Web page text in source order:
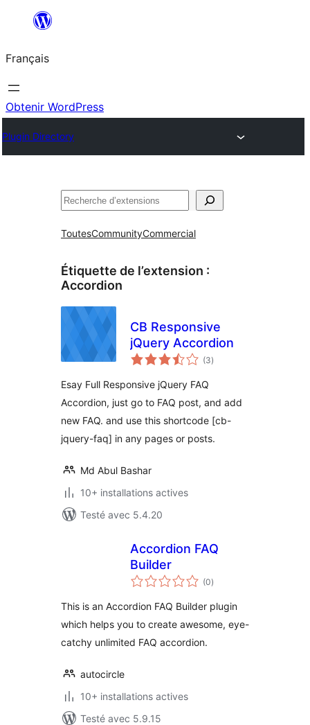
contenu
Français
Obtenir WordPress
Plugin Directory
Rechercher
ToutesCommunityCommercial
Étiquette de l’extension :
Accordion
CB Responsive
jQuery Accordion
(3notes
en
)
Esay Full Responsive jQuery FAQ
Accordion, just go to FAQ post, and add
new FAQ. and use this shortcode [cb-
jquery-faq] in any pages or posts.
Md Abul Bashar
10+ installations actives
Testé avec 5.4.20
Accordion FAQ
Builder
(0notes
en
)
This is an Accordion FAQ Builder plugin
which helps you to create awesome, eye-
catchy unlimited FAQ accordion.
autocircle
10+ installations actives
Testé avec 5.9.15